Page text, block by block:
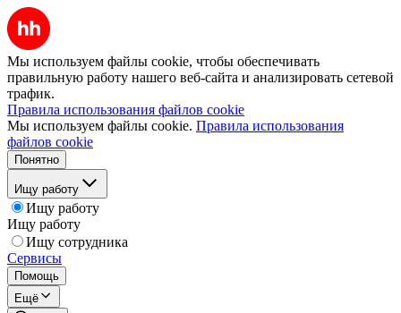
Мы используем файлы cookie, чтобы обеспечивать
правильную работу нашего веб-сайта и анализировать сетевой
трафик.
Правила использования файлов cookie
Мы используем файлы cookie. Правила использования
файлов cookie
Понятно
Ищу работу
Ищу работу
Ищу работу
Ищу сотрудника
Сервисы
Помощь
Ещё